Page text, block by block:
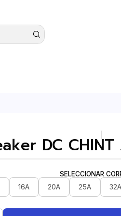
DC CHINT
SELECCIONAR
16A 20A 25A 32A